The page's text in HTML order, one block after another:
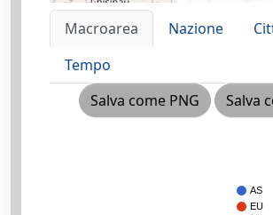
Macroarea Nazione
Tempo
Salva come PNG
Salva
AS
EU